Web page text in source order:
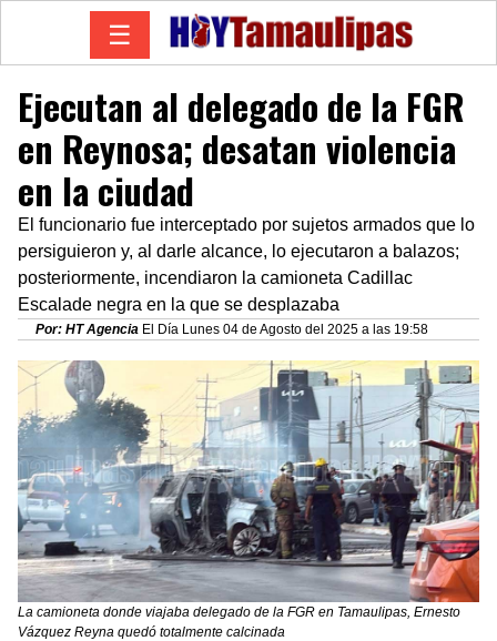
☰
Ejecutan al delegado de la FGR
en Reynosa; desatan violencia
en la ciudad
El funcionario fue interceptado por sujetos armados que lo
persiguieron y, al darle alcance, lo ejecutaron a balazos;
posteriormente, incendiaron la camioneta Cadillac
Escalade negra en la que se desplazaba
Por: HT Agencia El Día Lunes 04 de Agosto del 2025 a las 19:58
La camioneta donde viajaba delegado de la FGR en Tamaulipas, Ernesto
Vázquez Reyna quedó totalmente calcinada